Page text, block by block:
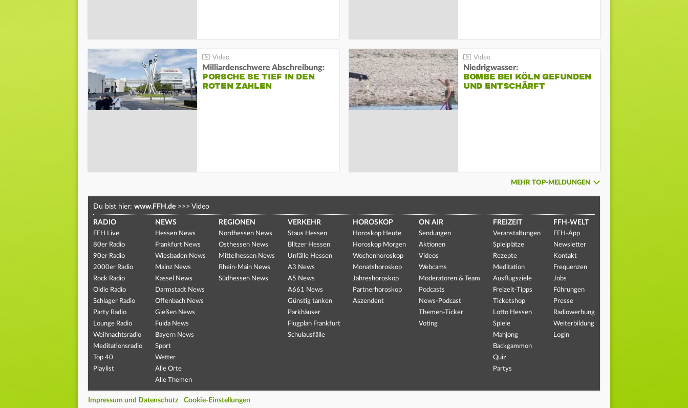
Milliardenschwere Abschreibung:
PORSCHE SE TIEF IN DEN
ROTEN ZAHLEN
Niedrigwasser:
BOMBE BEI KÖLN GEFUNDEN
UND ENTSCHÄRFT
MEHR TOP-MELDUNGEN
Du bist hier: www.FFH.de >>> Video
RADIO
FFH Live
80er Radio
90er Radio
2000er Radio
Rock Radio
Oldie Radio
Schlager Radio
Party Radio
Lounge Radio
Weihnachtsradio
Meditationsradio
Top 40
Playlist
NEWS
Hessen News
Frankfurt News
Wiesbaden News
Mainz News
Kassel News
Darmstadt News
Offenbach News
Gießen News
Fulda News
Bayern News
Sport
Wetter
Alle Orte
Alle Themen
REGIONEN
Nordhessen News
Osthessen News
Mittelhessen News
Rhein-Main News
Südhessen News
VERKEHR
Staus Hessen
Blitzer Hessen
Unfälle Hessen
A3 News
A5 News
A661 News
Günstig tanken
Parkhäuser
Flugplan Frankfurt
Schulausfälle
HOROSKOP
Horoskop Heute
Horoskop Morgen
Wochenhoroskop
Monatshoroskop
Jahreshoroskop
Partnerhoroskop
Aszendent
ON AIR
Sendungen
Aktionen
Videos
Webcams
Moderatoren & Team
Podcasts
News-Podcast
Themen-Ticker
Voting
FREIZEIT
Veranstaltungen
Spielplätze
Rezepte
Meditation
Ausflugsziele
Freizeit-Tipps
Ticketshop
Lotto Hessen
Spiele
Mahjong
Backgammon
Quiz
Partys
FFH-WELT
FFH-App
Newsletter
Kontakt
Frequenzen
Jobs
Führungen
Presse
Radiowerbung
Weiterbildung
Login
Impressum und Datenschutz Cookie-Einstellungen